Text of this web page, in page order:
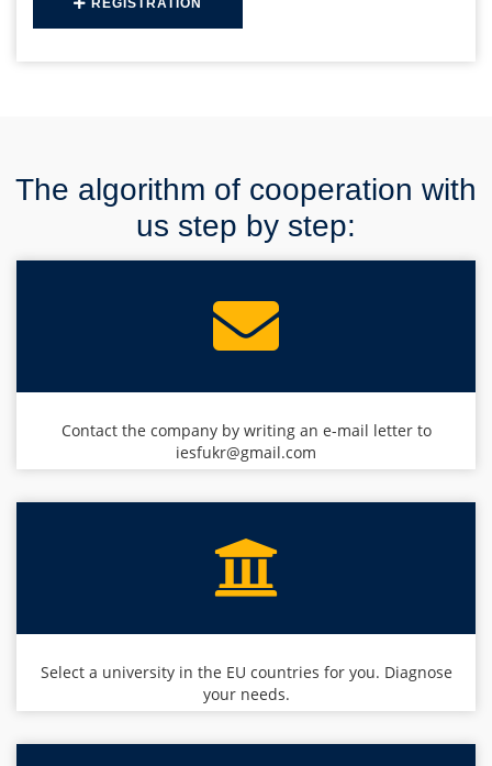
The algorithm of cooperation with
us step by step:
Contact the company by writing an e-mail letter to
iesfukr@gmail.com
Select a university in the EU countries for you. Diagnose
your needs.